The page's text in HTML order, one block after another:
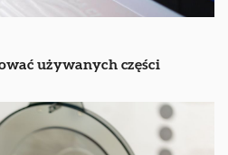
używanych części